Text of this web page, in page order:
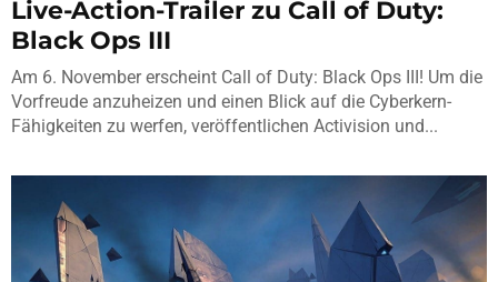
Live-Action-Trailer zu Call of Duty:
Black Ops III
Am 6. November erscheint Call of Duty: Black Ops III! Um die
Vorfreude anzuheizen und einen Blick auf die Cyberkern-
Fähigkeiten zu werfen, veröffentlichen Activision und...